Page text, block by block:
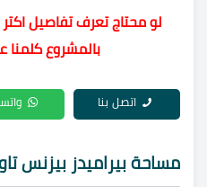
لو محتاج تعرف تفاصيل
بالمشروع كلمنا
اتصل بنا
مساحة بيراميدز بيزنس